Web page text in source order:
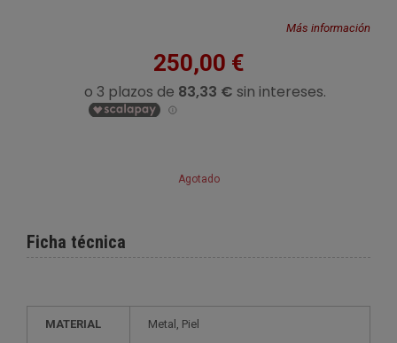
Más información
250,00 €
Agotado
Ficha técnica
MATERIAL Metal, Piel